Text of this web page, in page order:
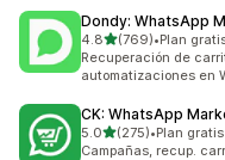
Dondy: WhatsApp
4.8de 5 estrellas
(769)
769 reseñas en total
•Plan
Recuperación de
automatizaciones en
CK: WhatsApp
5.0de 5 estrellas
(275)
275 reseñas en total
•Plan
Campañas, recup.